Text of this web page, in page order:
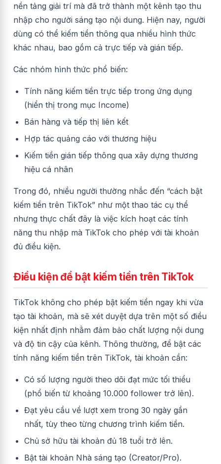
nền tảng giải trí mà đã trở thành một kênh tạo thu
nhập cho người sáng tạo nội dung. Hiện nay, người
dùng có thể kiếm tiền thông qua nhiều hình thức
khác nhau, bao gồm cả trực tiếp và gián tiếp.
Các nhóm hình thức phổ biến:
Tính năng kiếm tiền trực tiếp trong ứng dụng
(hiển thị trong mục Income)
Bán hàng và tiếp thị liên kết
Hợp tác quảng cáo với thương hiệu
Kiếm tiền gián tiếp thông qua xây dựng thương
hiệu cá nhân
Trong đó, nhiều người thường nhắc đến “cách bật
kiếm tiền trên TikTok” như một thao tác cụ thể
nhưng thực chất đây là việc kích hoạt các tính
năng thu nhập mà TikTok cho phép với tài khoản
đủ điều kiện.
Điều kiện để bật kiếm tiền trên TikTok
TikTok không cho phép bật kiếm tiền ngay khi vừa
tạo tài khoản, mà sẽ xét duyệt dựa trên một số điều
kiện nhất định nhằm đảm bảo chất lượng nội dung
và độ tin cậy của kênh. Thông thường, để bật các
tính năng kiếm tiền trên TikTok, tài khoản cần:
Có số lượng người theo dõi đạt mức tối thiểu
(phổ biến từ khoảng 10.000 follower trở lên).
Đạt yêu cầu về lượt xem trong 30 ngày gần
nhất, tùy theo từng chương trình kiếm tiền.
Chủ sở hữu tài khoản đủ 18 tuổi trở lên.
Bật tài khoản Nhà sáng tạo (Creator/Pro).